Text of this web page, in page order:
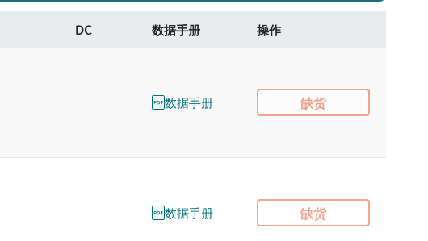
DC 数据手册 操作
数据手册 缺货
数据手册 缺货